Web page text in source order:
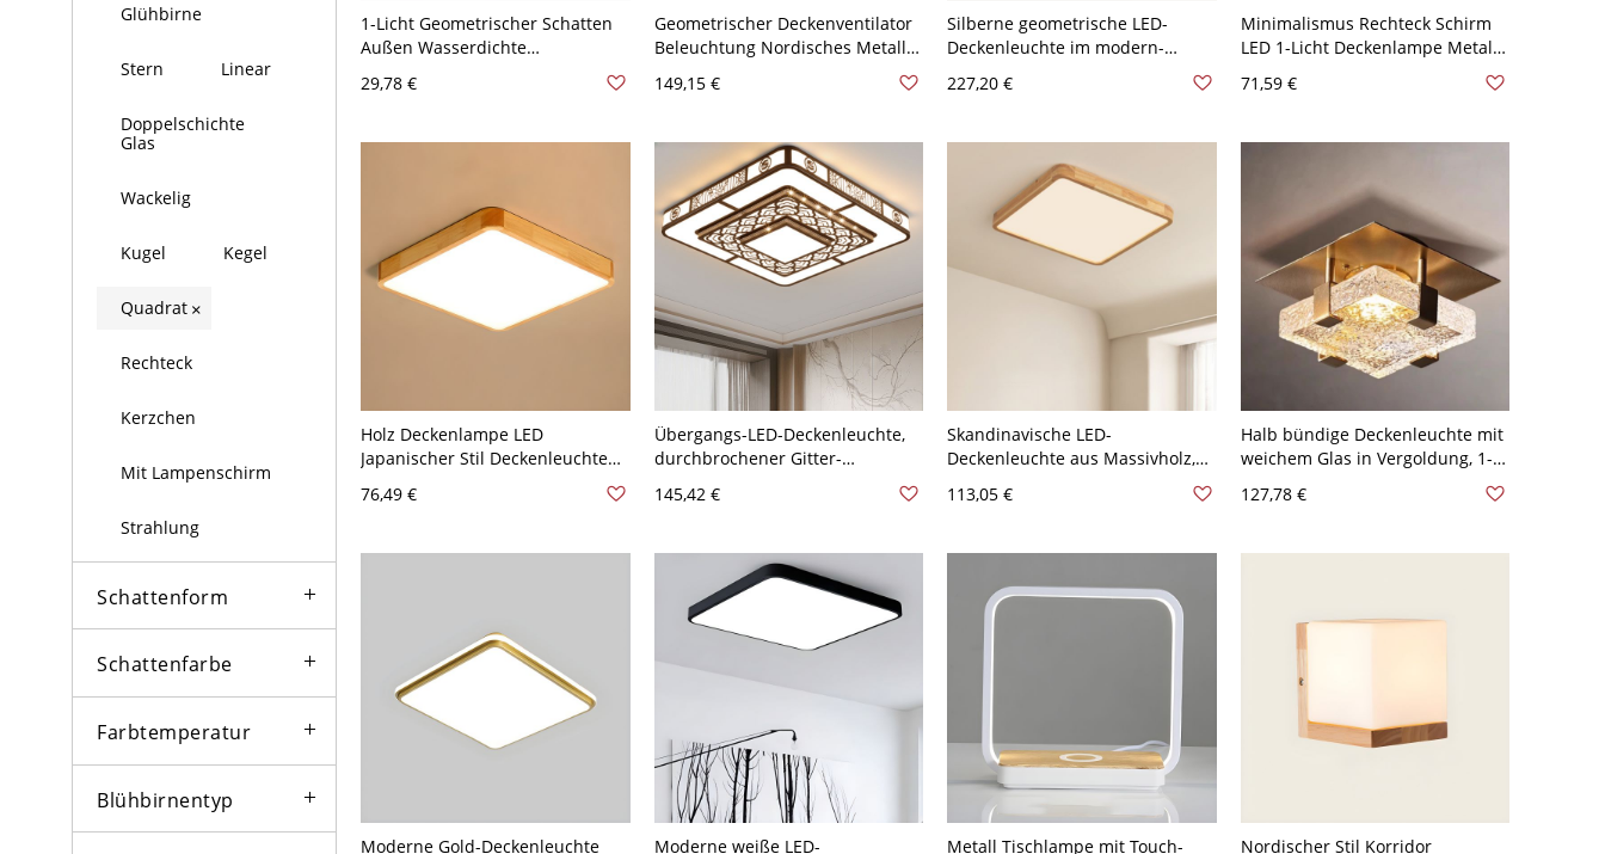
Glühbirne
Stern Linear
Doppelschichte
Glas
Wackelig
Kugel Kegel
Quadrat ×
Rechteck
Kerzchen
Mit Lampenschirm
Strahlung
Schattenform
Schattenfarbe
Farbtemperatur
Blühbirnentyp
1-Licht Geometrischer Schatten
Außen Wasserdichte
Wandbeleuchtung mit
Schwarz Warm Quadrat
29,78 €
Geometrischer Deckenventilator
Beleuchtung Nordisches Metall
Schlafzimmer Unsichtbares Blatt
Halbflächenmontage Licht - 110V-
Quadrat
149,15 €
Silberne geometrische LED-
Deckenleuchte im modern-
romantischen Stil aus Edelstahl-
Kristall-Deckenleuchte für die
Weißlicht
227,20 €
Minimalismus Rechteck Schirm
LED 1-Licht Deckenlampe Metall
110V-120V 30,48 cm Warm
71,59 €
Holz Deckenlampe LED
Japanischer Stil Deckenleuchte
Quadrat 30,48 cm Weißlicht
76,49 €
Übergangs-LED-Deckenleuchte,
durchbrochener Gitter-
Lichtstreuung - 110V-120V 50,8
145,42 €
Skandinavische LED-
Deckenleuchte aus Massivholz,
runde minimalistische Leuchte
für Schlafzimmer und Flur -
113,05 €
Halb bündige Deckenleuchte mit
weichem Glas in Vergoldung, 1-
Metalldesign, 110V-120V, 6"
127,78 €
Moderne Gold-Deckenleuchte
Moderne weiße LED-
Metall Tischlampe mit Touch-
Nordischer Stil Korridor